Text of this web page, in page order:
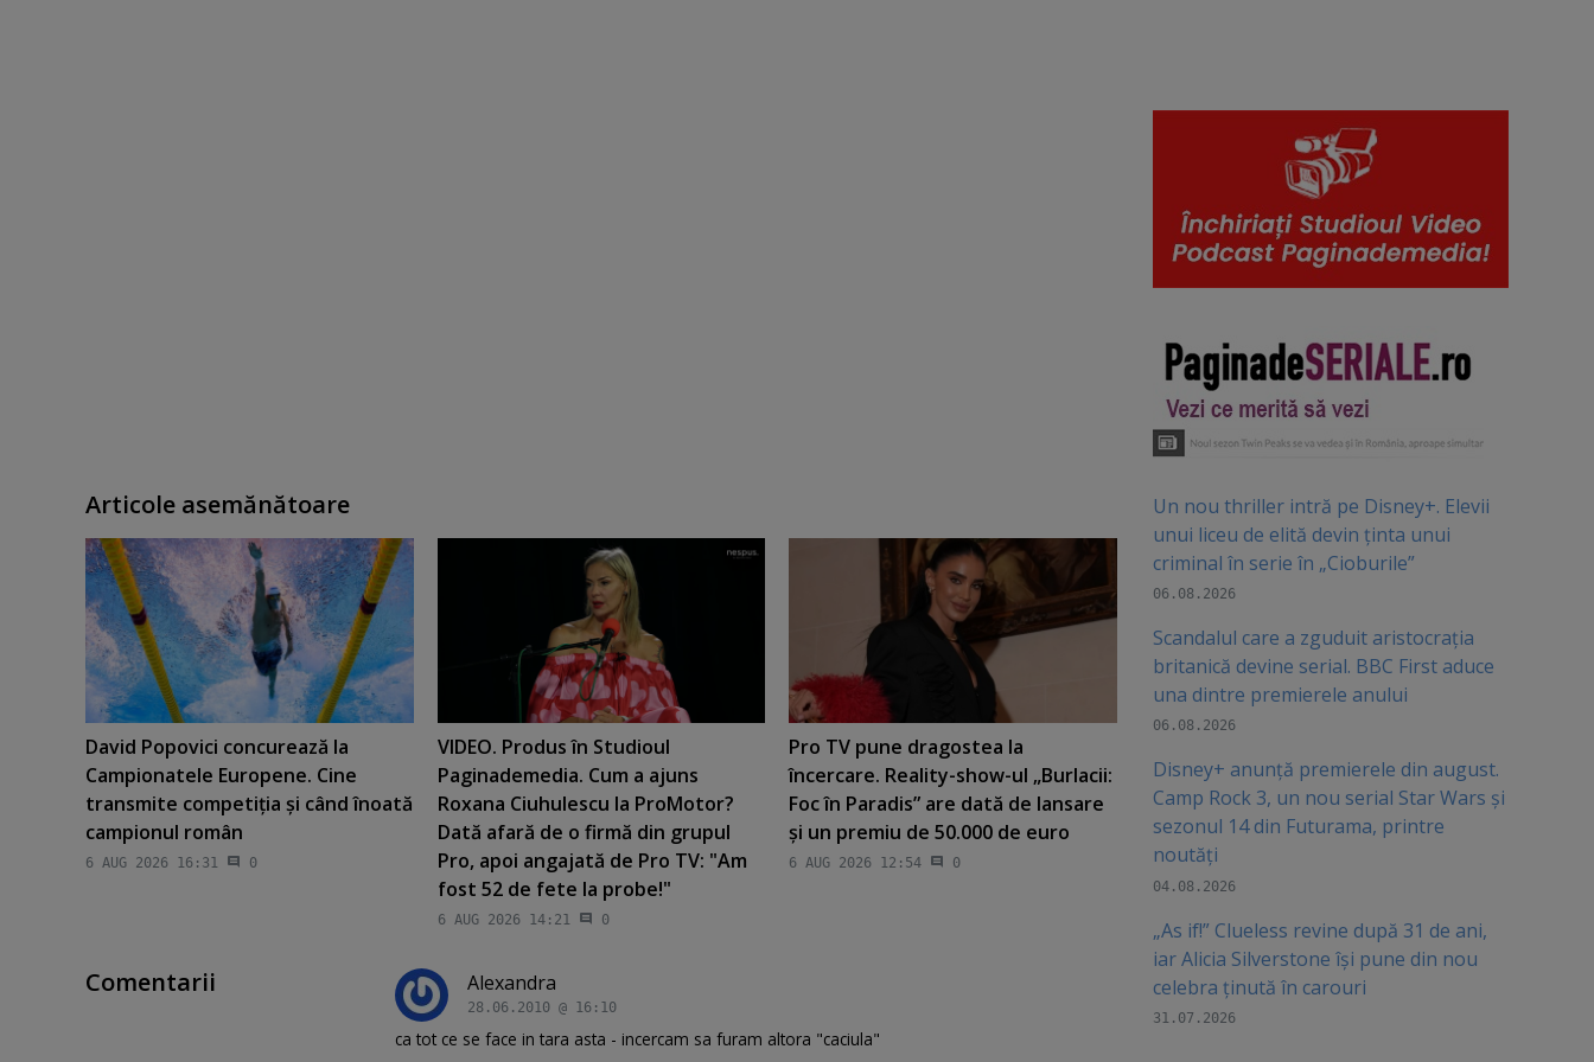
Articole asemănătoare
David Popovici concurează la
Campionatele Europene. Cine
transmite competiţia şi când înoată
campionul român
6 AUG 2026 16:31 0
VIDEO. Produs în Studioul
Paginademedia. Cum a ajuns
Roxana Ciuhulescu la ProMotor?
Dată afară de o firmă din grupul
Pro, apoi angajată de Pro TV: "Am
fost 52 de fete la probe!"
6 AUG 2026 14:21 0
Pro TV pune dragostea la
încercare. Reality-show-ul „Burlacii:
Foc în Paradis” are dată de lansare
şi un premiu de 50.000 de euro
6 AUG 2026 12:54 0
Comentarii Alexandra
28.06.2010 @ 16:10
ca tot ce se face in tara asta - incercam sa furam altora "caciula"
Un nou thriller intră pe Disney+. Elevii
unui liceu de elită devin ținta unui
criminal în serie în „Cioburile”
06.08.2026
Scandalul care a zguduit aristocrația
britanică devine serial. BBC First aduce
una dintre premierele anului
06.08.2026
Disney+ anunță premierele din august.
Camp Rock 3, un nou serial Star Wars și
sezonul 14 din Futurama, printre
noutăți
04.08.2026
„As if!” Clueless revine după 31 de ani,
iar Alicia Silverstone își pune din nou
celebra ținută în carouri
31.07.2026